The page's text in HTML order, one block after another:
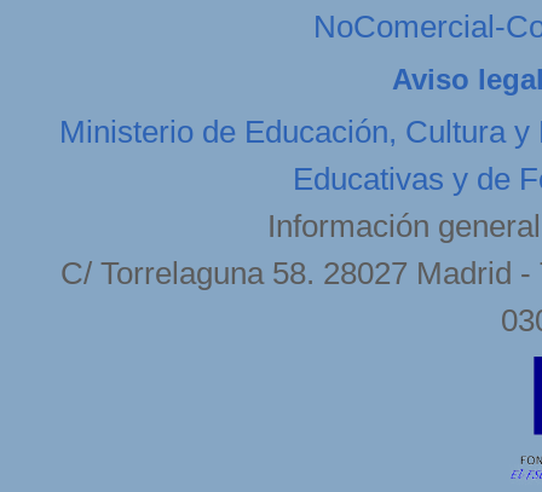
NoComercial-
Aviso
Ministerio de Educación, Cultura y
Educativas y de
Información
C/ Torrelaguna 58. 28027 Madrid